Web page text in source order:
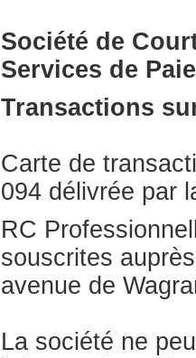
Société de
Services de
Transactions
Carte de
094 délivrée par
RC
souscrites
avenue de
La société ne